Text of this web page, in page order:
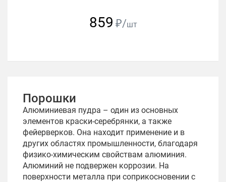
859 ₽/шт
Порошки
Алюминиевая пудра – один из основных
элементов краски-серебрянки, а также
фейерверков. Она находит применение и в
других областях промышленности, благодаря
физико-химическим свойствам алюминия.
Алюминий не подвержен коррозии. На
поверхности металла при соприкосновении с